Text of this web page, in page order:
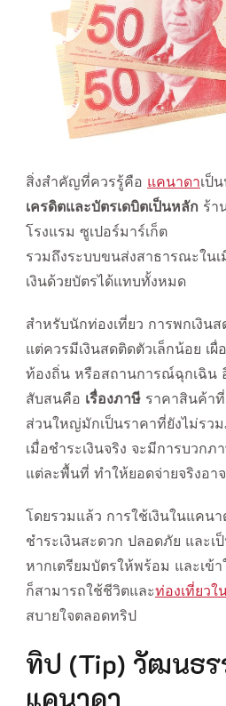
สิ่งสำคัญที่ควรรู้คือ แคนาดาเป็
เครดิตและบัตรเดบิตเป็นหลัก ร้า
โรงแรม ซูเปอร์มาร์เก็ต
รวมถึงระบบขนส่งสาธารณะใน
เงินด้วยบัตรได้แทบทั้งหมด
สำหรับนักท่องเที่ยว การพกเงิน
แต่ควรมีเงินสดติดตัวเล็กน้อย เผื่
ท้องถิ่น หรือสถานการณ์ฉุกเฉิน
สับสนคือ เรื่องภาษี ราคาสินค้า
ส่วนใหญ่มักเป็นราคาที่ยังไม่รว
เมื่อชำระเงินจริง จะมีการบวกภ
แต่ละพื้นที่ ทำให้ยอดจ่ายจริงอา
โดยรวมแล้ว การใช้เงินในแคน
ชำระเงินสะดวก ปลอดภัย และเ
หากเตรียมบัตรให้พร้อม และเข้า
ก็สามารถใช้ชีวิตและท่องเที่ยว
สบายใจตลอดทริป
ทิป (Tip) วัฒนธร
แคนาดา